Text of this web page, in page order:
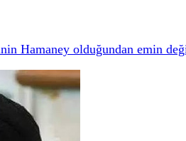
Hamaney olduğundan emin